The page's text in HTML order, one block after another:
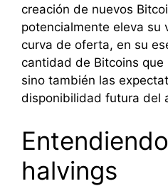
creación de nuevos
potencialmente eleva su
curva de oferta, en su
cantidad de Bitcoins que
sino también las
disponibilidad futura del
halvings